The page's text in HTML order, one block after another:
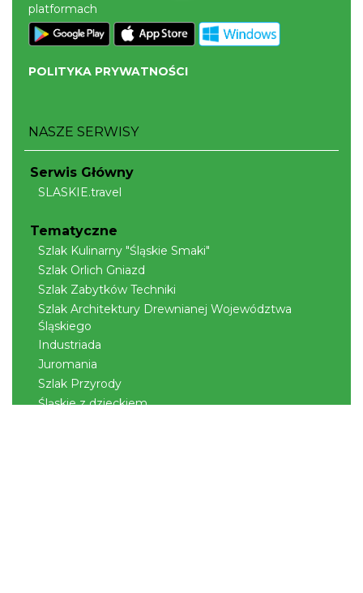
platformach
POLITYKA PRYWATNOŚCI
NASZE SERWISY
Serwis Główny
SLASKIE.travel
Tematyczne
Szlak Kulinarny "Śląskie Smaki"
Szlak Orlich Gniazd
Szlak Zabytków Techniki
Szlak Architektury Drewnianej Województwa
Śląskiego
Industriada
Juromania
Szlak Przyrody
Śląskie z dzieckiem